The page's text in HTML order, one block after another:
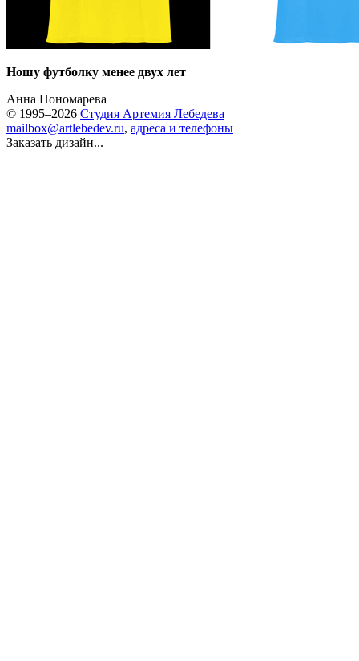
Ношу футболку менее двух лет
Анна Пономарева
© 1995–2026 Студия Артемия Лебедева
mailbox@artlebedev.ru, адреса и телефоны
Заказать дизайн...